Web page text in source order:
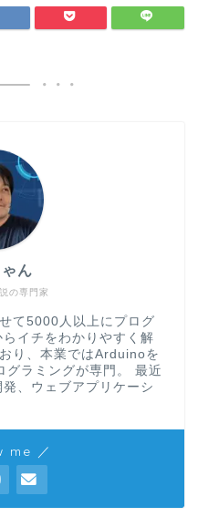
の専門家
ん
て5000人以上にプログ
イチをわかりやすく解
り、本業ではArduinoを
グラミングが専門。 最近
、ウェブアプリケーシ
me ／